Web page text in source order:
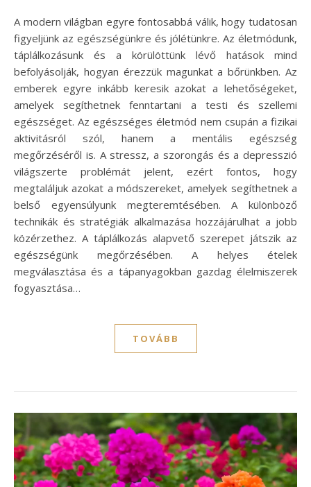
A modern világban egyre fontosabbá válik, hogy tudatosan
figyeljünk az egészségünkre és jólétünkre. Az életmódunk,
táplálkozásunk és a körülöttünk lévő hatások mind
befolyásolják, hogyan érezzük magunkat a bőrünkben. Az
emberek egyre inkább keresik azokat a lehetőségeket,
amelyek segíthetnek fenntartani a testi és szellemi
egészséget. Az egészséges életmód nem csupán a fizikai
aktivitásról szól, hanem a mentális egészség
megőrzéséről is. A stressz, a szorongás és a depresszió
világszerte problémát jelent, ezért fontos, hogy
megtaláljuk azokat a módszereket, amelyek segíthetnek a
belső egyensúlyunk megteremtésében. A különböző
technikák és stratégiák alkalmazása hozzájárulhat a jobb
közérzethez. A táplálkozás alapvető szerepet játszik az
egészségünk megőrzésében. A helyes ételek
megválasztása és a tápanyagokban gazdag élelmiszerek
fogyasztása…
TOVÁBB